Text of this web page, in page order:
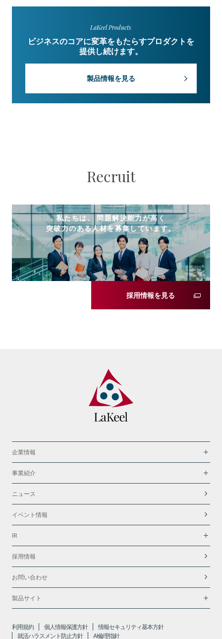
LaKeel Products
ビジネスのコアに変革をもたらすプロダクトを
提供し続けます。
製品情報を見る
Recruit
私たちは、 問題解決能力が高く
突破力のある人材を募集しています。
採用情報を見る
企業情報
事業紹介
ニュース
イベント情報
IR
採用情報
お問い合わせ
製品サイト
利用規約 個人情報保護方針
情報セキュリティ基本方針
就活ハラスメント防止方針
AI倫理指針